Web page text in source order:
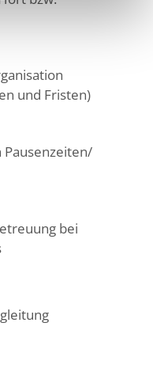
und Fristen)
Pausenzeiten/
bei